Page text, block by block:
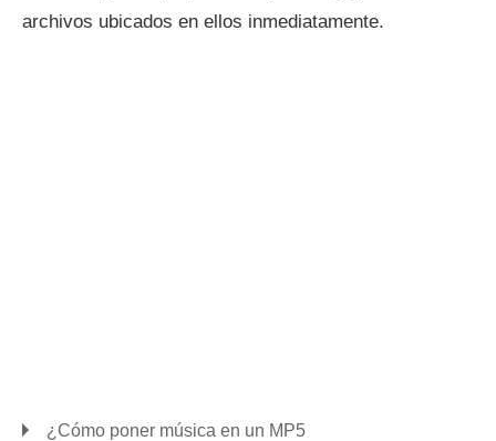
archivos ubicados en ellos inmediatamente.
¿Cómo poner música en un MP5